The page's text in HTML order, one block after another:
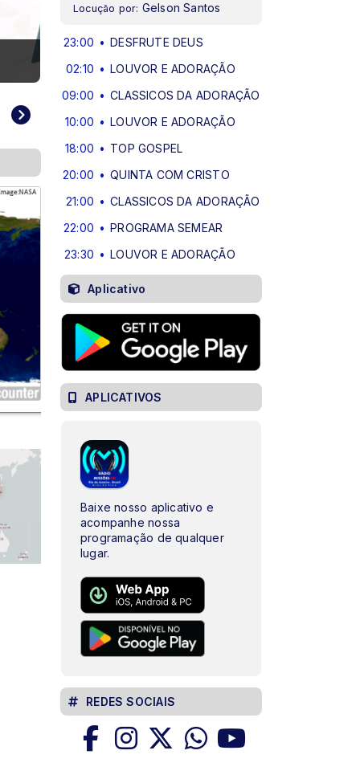
Top Gospel
Locução por: Gelson Santos
23:00
DESFRUTE DEUS
02:10
LOUVOR E ADORAÇÃO
09:00
CLASSICOS DA ADORAÇÃO
10:00
LOUVOR E ADORAÇÃO
18:00
TOP GOSPEL
20:00
QUINTA COM CRISTO
21:00
CLASSICOS DA ADORAÇÃO
22:00
PROGRAMA SEMEAR
23:30
LOUVOR E ADORAÇÃO
Aplicativo
APLICATIVOS
Baixe nosso aplicativo e
acompanhe nossa
programação de qualquer
lugar.
REDES SOCIAIS